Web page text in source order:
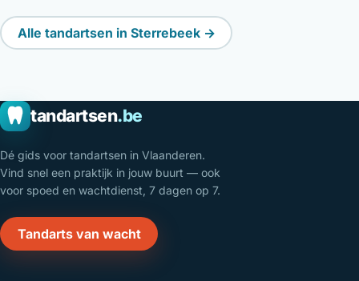
Alle tandartsen in Sterrebeek →
tandartsen.be
Dé gids voor tandartsen in Vlaanderen.
Vind snel een praktijk in jouw buurt — ook
voor spoed en wachtdienst, 7 dagen op 7.
Tandarts van wacht